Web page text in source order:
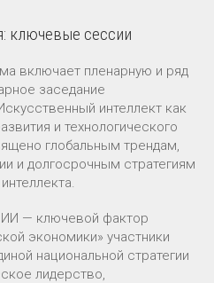
ключевые сессии
включает пленарную и ряд
заседание
интеллект как
и технологического
глобальным трендам,
и долгосрочным стратегиям
— ключевой фактор
экономики» участники
национальной стратегии
лидерство,